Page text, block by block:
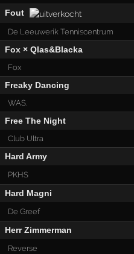
Fout
De Leeuwerik Tenniscentrum
Fox × Qlas&Blacka
Fox
Freaky Dancing
WAS.
Free The Night
Club Ultra
Hard Army
PKHS
Hard Magni
De Greef
Herr Zimmerman
Reverse